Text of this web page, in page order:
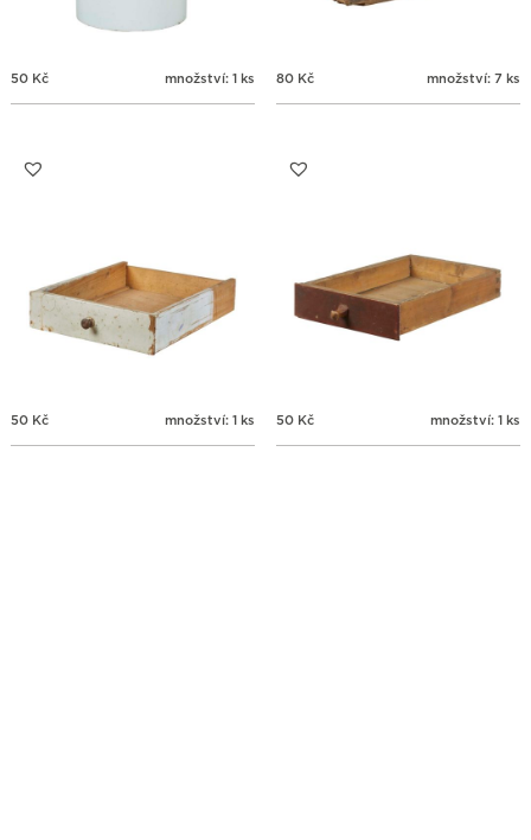
50 Kč množství: 1 ks 80 Kč množství: 7 ks
50 Kč množství: 1 ks 50 Kč množství: 1 ks